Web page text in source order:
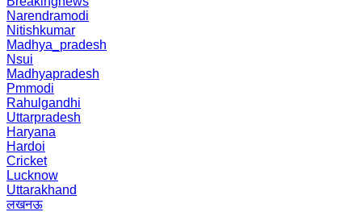
Narendramodi
Nitishkumar
Madhya_pradesh
Nsui
Madhyapradesh
Pmmodi
Rahulgandhi
Uttarpradesh
Haryana
Hardoi
Cricket
Lucknow
Uttarakhand
लखनऊ